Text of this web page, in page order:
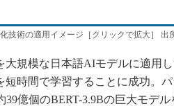
技術の適用イメージ［クリックで拡大］ 出
規模な日本語AIモデルに適用
短時間で学習することに成功。
39億個のBERT-3.9Bの巨大モデ